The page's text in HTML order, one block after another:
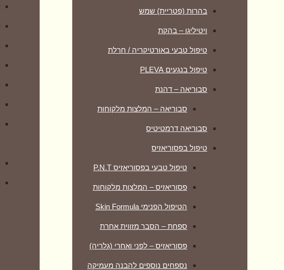
בהרות (פטריית) שמש
ויטיליגו – בהקת
טיפול טבעי באורטיקריה / חרלת
טיפול בנגעים PLEVA
סבוריאה – דהנת
סבוריאה – המלצות מלקוחות
סבוריאה דרמטיטיס
טיפול בפסוריאזיס
טיפול טבעי בפסוריאזיס P.N.T
פסוריאזיס – המלצות מלקוחות
הטיפול הפנימי Skin Formula
ספחת – הסבר מזווית אחרת
פסוריאזיס – לפני ואחרי (גלריה)
נספחים נוספים להבנה מעמיקה